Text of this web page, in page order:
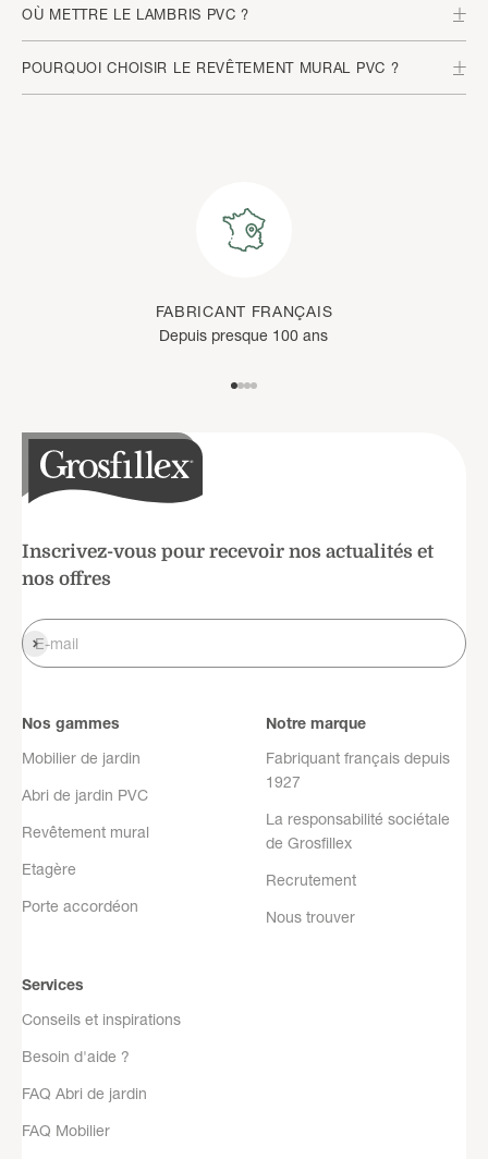
OÙ METTRE LE LAMBRIS PVC ?
POURQUOI CHOISIR LE REVÊTEMENT MURAL PVC ?
FABRICANT FRANÇAIS
Depuis presque 100 ans
Inscrivez-vous pour recevoir nos actualités et
nos offres
E-mail
S'inscrire
Nos gammes
Mobilier de jardin
Abri de jardin PVC
Revêtement mural
Etagère
Porte accordéon
Notre marque
Fabriquant français depuis
1927
La responsabilité sociétale
de Grosfillex
Recrutement
Nous trouver
Services
Conseils et inspirations
Besoin d'aide ?
FAQ Abri de jardin
FAQ Mobilier